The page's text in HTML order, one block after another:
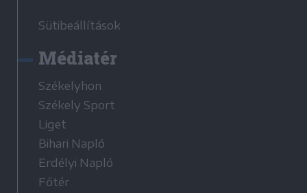
Sütibeállítások
Médiatér
Székelyhon
Székely Sport
Liget
Bihari Napló
Erdélyi Napló
Főtér